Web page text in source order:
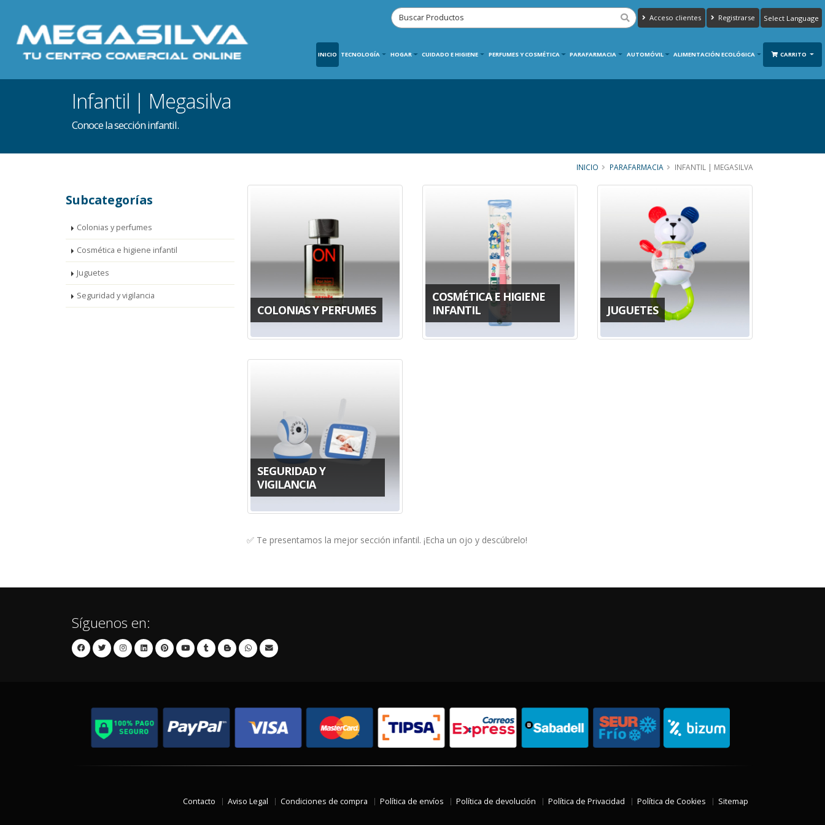
Acceso clientes Registrarse
Translate
INICIO TECNOLOGÍA HOGAR CUIDADO E HIGIENE PERFUMES Y COSMÉTICA PARAFARMACIA AUTOMÓVIL ALIMENTACIÓN ECOLÓGICA CARRITO
Infantil | Megasilva
Conoce la sección infantil.
INICIO PARAFARMACIA INFANTIL | MEGASILVA
Subcategorías
Colonias y perfumes
Cosmética e higiene infantil
Juguetes
Seguridad y vigilancia
COLONIAS Y PERFUMES
COSMÉTICA E HIGIENE
INFANTIL
JUGUETES
SEGURIDAD Y
VIGILANCIA
✅ Te presentamos la mejor sección infantil. ¡Echa un ojo y descúbrelo!
Síguenos en:
Contacto Aviso Legal Condiciones de compra Política de envíos Política de devolución Política de Privacidad Política de Cookies Sitemap